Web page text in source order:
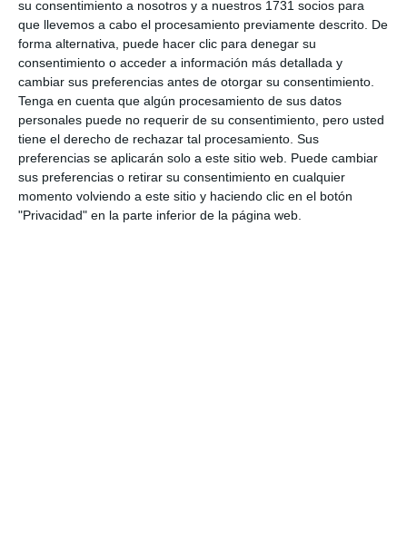
su consentimiento a nosotros y a nuestros 1731 socios para
que llevemos a cabo el procesamiento previamente descrito. De
forma alternativa, puede hacer clic para denegar su
consentimiento o acceder a información más detallada y
cambiar sus preferencias antes de otorgar su consentimiento.
Tenga en cuenta que algún procesamiento de sus datos
personales puede no requerir de su consentimiento, pero usted
tiene el derecho de rechazar tal procesamiento. Sus
preferencias se aplicarán solo a este sitio web. Puede cambiar
sus preferencias o retirar su consentimiento en cualquier
momento volviendo a este sitio y haciendo clic en el botón
"Privacidad" en la parte inferior de la página web.
https://mijascom.com/?a=25613
PAGO IMPUESTOS TASAS MIJAS AYUNTAMIENTO
HACIENDA